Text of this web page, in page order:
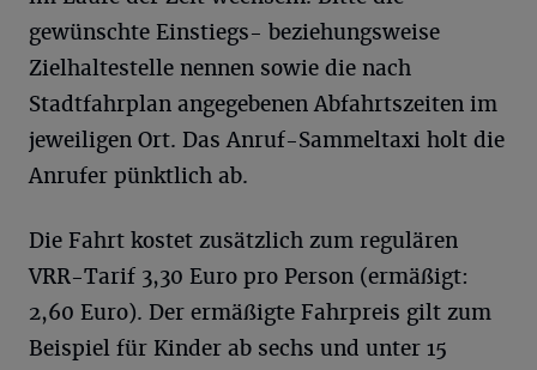
gewünschte Einstiegs- beziehungsweise
Zielhaltestelle nennen sowie die nach
Stadtfahrplan angegebenen Abfahrtszeiten im
jeweiligen Ort. Das Anruf-Sammeltaxi holt die
Anrufer pünktlich ab.
Die Fahrt kostet zusätzlich zum regulären
VRR-Tarif 3,30 Euro pro Person (ermäßigt:
2,60 Euro). Der ermäßigte Fahrpreis gilt zum
Beispiel für Kinder ab sechs und unter 15